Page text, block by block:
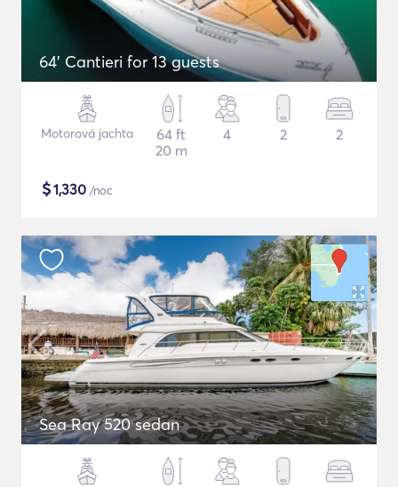
64' Cantieri for 13 guests
Motorová jachta
64 ft
20 m
4 2 2
$1,330 /noc
Sea Ray 520 sedan